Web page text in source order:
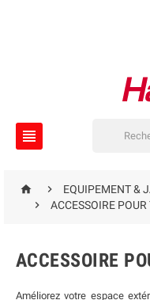

 
EQUIPEMENT &

ACCESSOIRE
ACCESSOIRE
Améliorez votre espace